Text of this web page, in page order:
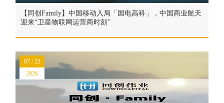
【同创Family】中国移动入局「国电高科」，中国商业航天
迎来“卫星物联网运营商时刻”
07 / 23
2026